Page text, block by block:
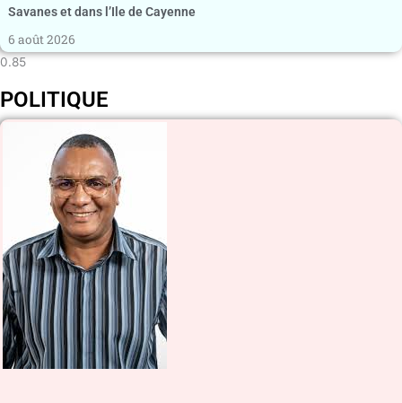
Savanes et dans l’Ile de Cayenne
6 août 2026
POLITIQUE